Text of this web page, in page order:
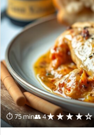
⏱ 75 min👥 4★★★★☆